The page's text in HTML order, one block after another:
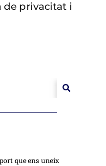
de privacitat i
que ens uneix